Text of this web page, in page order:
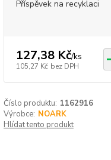
Příspěvek na recyklaci
127,38 Kč/ks
105,27 Kč bez DPH
Číslo produktu: 1162916
Výrobce: NOARK
Hlídat tento produkt